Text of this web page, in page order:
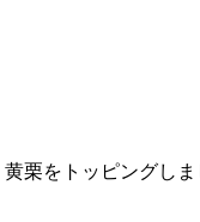
栗をトッピングしま